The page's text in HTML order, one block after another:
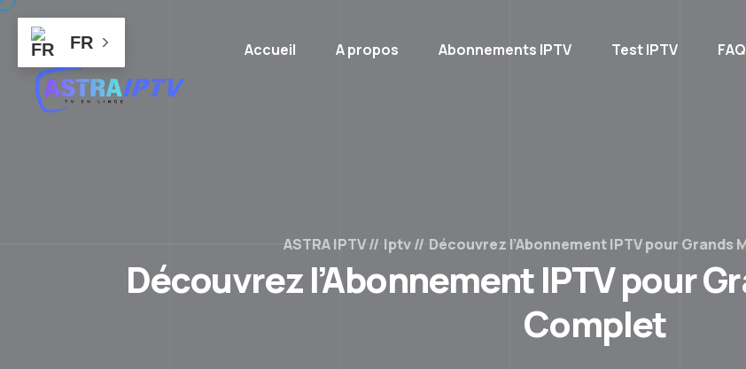
Accueil A propos Abonnements IPTV Test IPTV FAQ
ASTRA IPTV Iptv Découvrez l’Abonnement IPTV pour Grands
Découvrez l’Abonnement IPTV pour
Complet
FR